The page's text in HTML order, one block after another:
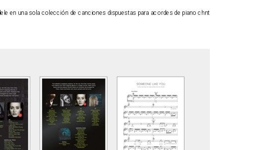
en una sola colección de canciones dispuestas para acordes de piano chnt